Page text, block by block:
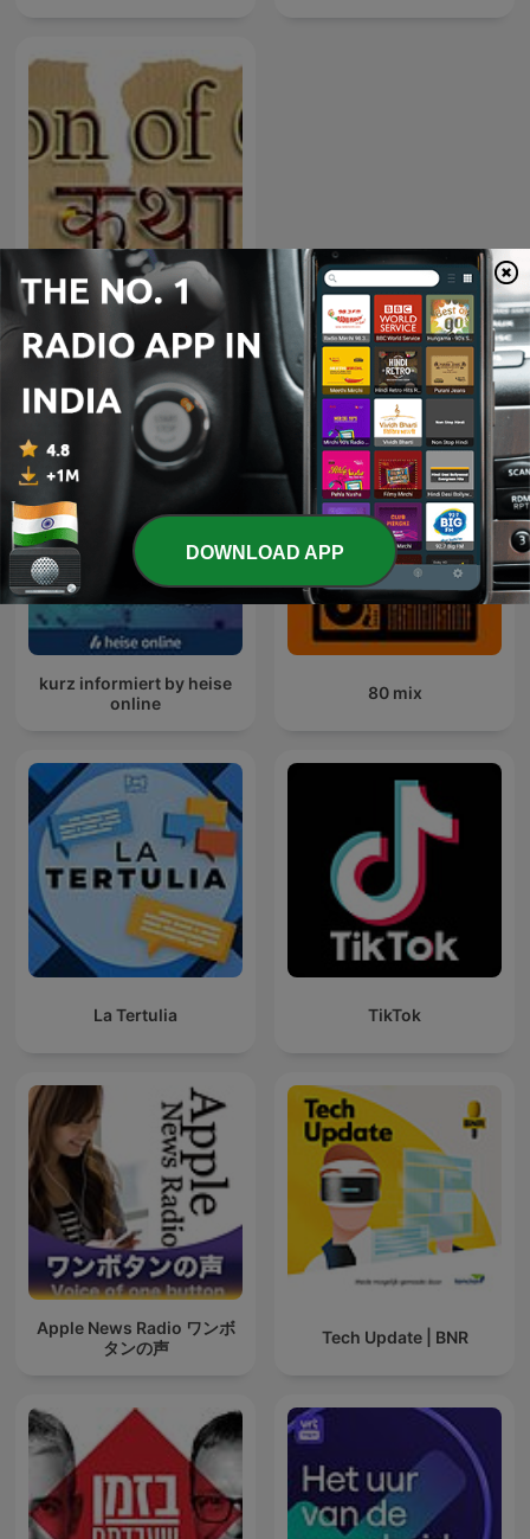
कथा संसार KATHA SANSAR
International Technology podcasts
kurz informiert by heise
online
80 mix
La Tertulia TikTok
Apple News Radio ワンボ
タンの声
Tech Update | BNR
DOWNLOAD APP